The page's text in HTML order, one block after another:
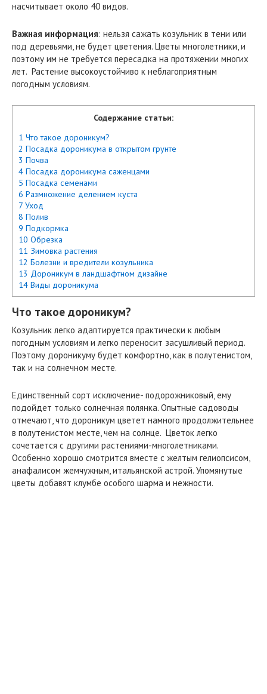
насчитывает около 40 видов.
Важная информация: нельзя сажать козульник в тени или
под деревьями, не будет цветения. Цветы многолетники, и
поэтому им не требуется пересадка на протяжении многих
лет. Растение высокоустойчиво к неблагоприятным
погодным условиям.
Содержание статьи:
1 Что такое дороникум?
2 Посадка дороникума в открытом грунте
3 Почва
4 Посадка дороникума саженцами
5 Посадка семенами
6 Размножение делением куста
7 Уход
8 Полив
9 Подкормка
10 Обрезка
11 Зимовка растения
12 Болезни и вредители козульника
13 Дороникум в ландшафтном дизайне
14 Виды дороникума
Что такое дороникум?
Козульник легко адаптируется практически к любым
погодным условиям и легко переносит засушливый период.
Поэтому дороникуму будет комфортно, как в полутенистом,
так и на солнечном месте.
Единственный сорт исключение- подорожниковый, ему
подойдет только солнечная полянка. Опытные садоводы
отмечают, что дороникум цветет намного продолжительнее
в полутенистом месте, чем на солнце. Цветок легко
сочетается с другими растениями-многолетниками.
Особенно хорошо смотрится вместе с желтым гелиопсисом,
анафалисом жемчужным, итальянской астрой. Упомянутые
цветы добавят клумбе особого шарма и нежности.